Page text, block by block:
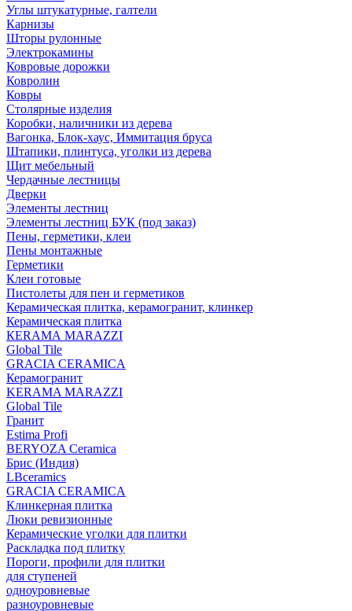
Углы штукатурные, галтели
Карнизы
Шторы рулонные
Электрокамины
Ковровые дорожки
Ковролин
Ковры
Столярные изделия
Коробки, наличники из дерева
Вагонка, Блок-хаус, Иммитация бруса
Штапики, плинтуса, уголки из дерева
Щит мебельный
Чердачные лестницы
Дверки
Элементы лестниц
Элементы лестниц БУК (под заказ)
Пены, герметики, клеи
Пены монтажные
Герметики
Клеи готовые
Пистолеты для пен и герметиков
Керамическая плитка, керамогранит, клинкер
Керамическая плитка
КЕRАМА MARAZZI
Global Tile
GRACIA CERAMICA
Керамогранит
KERAMA MARAZZI
Global Tile
Гранит
Estima Profi
BERYOZA Ceramica
Брис (Индия)
LBceramics
GRACIA CERAMICA
Клинкерная плитка
Люки ревизионные
Керамические уголки для плитки
Раскладка под плитку
Пороги, профили для плитки
для ступеней
одноуровневые
разноуровневые